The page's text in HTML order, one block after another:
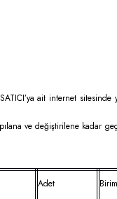
ait internet sitesinde
ve değiştirilene
Adet